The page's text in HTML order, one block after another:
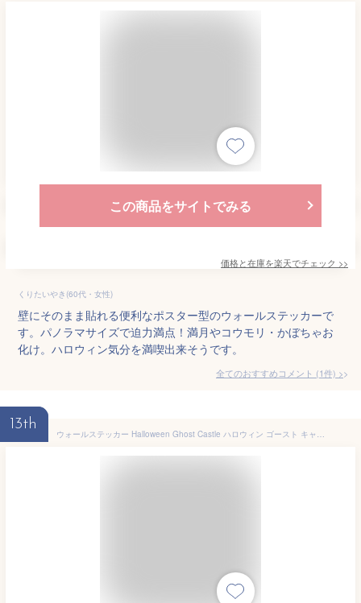
この商品をサイトでみる
価格と在庫を楽天でチェック >>
くりたいやき(60代・女性)
壁にそのまま貼れる便利なポスター型のウォールステッカーで
す。パノラマサイズで迫力満点！満月やコウモリ・かぼちゃお
化け。ハロウィン気分を満喫出来そうです。
全てのおすすめコメント (1件) >
13th
ウォールステッカー Halloween Ghost Castle ハロウィン ゴースト キャッスル ウォールステッカー Jebrille Wallpaper ジュブリー 貼ってはがせる 賃貸 ポップ ゴースト オバケ お城 コウモリ 飾り 文字 パーティー かわいい インテリア シール おしゃれ 壁紙 はがせる 北欧